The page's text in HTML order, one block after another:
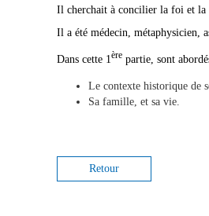
Il cherchait à concilier la foi et la
Il a été médecin, métaphysicien,
Dans cette 1ère partie, sont
Le contexte historique de
Sa famille, et sa vie.
Retour